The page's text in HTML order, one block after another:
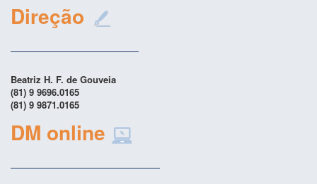
Direção
Beatriz H. F. de Gouveia
(81) 9 9696.0165
(81) 9 9871.0165
DM online